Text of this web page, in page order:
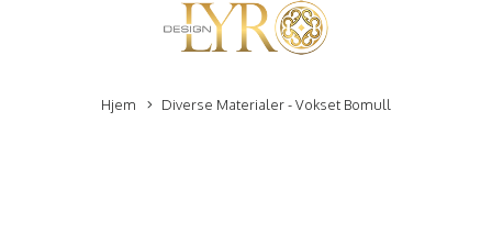
Hjem Diverse Materialer - Vokset Bomull